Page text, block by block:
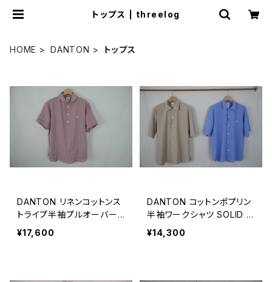
トップス | threelog
HOME DANTON トップス
DANTON リネンコットンス
トライプ半袖プルオーバー
MEN
¥17,600
DANTON コットンポプリン
半袖ワークシャツ SOLID M
EN
¥14,300